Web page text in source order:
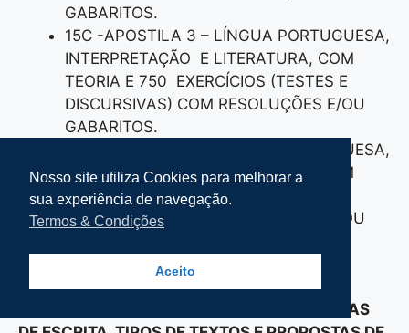
GABARITOS.
15C -APOSTILA 3 – LÍNGUA PORTUGUESA,
INTERPRETAÇÃO E LITERATURA, COM
TEORIA E 750 EXERCÍCIOS (TESTES E
DISCURSIVAS) COM RESOLUÇÕES E/OU
GABARITOS.
15D -APOSTILA 4 – LÍNGUA PORTUGUESA,
INTERPRETAÇÃO E LITERATURA, COM
TEORIA E 750 EXERCÍCIOS (TESTES E
DISCURSIVAS) COM RESOLUÇÕES E/OU
-16- 4 APOSTILAS DE SUPER
APROFUNDAMENTO DE REDAÇÃO (TÉCNICAS
Nosso site utiliza Cookies para melhorar a
sua experiência de navegação.
Termos & Condições
Aceito